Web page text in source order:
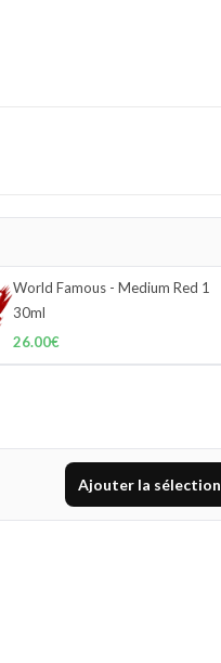
World Famous - Medium Red 1
30ml
26.00€
Ajouter la sélection